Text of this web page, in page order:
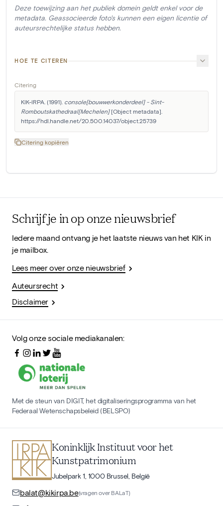
Deze toewijzing aan het publiek domein geldt enkel voor de
metadata. Geassocieerde foto's kunnen een eigen licentie of
auteursrechtelijke status hebben.
HOE TE CITEREN
Citering
KIK-IRPA. (1991). console[bouwwerkonderdeel] - Sint-
Romboutskathedraal[Mechelen] [Object metadata].
https://hdl.handle.net/20.500.14037/object.25739
Citering kopiëren
Schrijf je in op onze nieuwsbrief
Iedere maand ontvang je het laatste nieuws van het KIK in
je mailbox.
Lees meer over onze nieuwsbrief
Auteursrecht
Disclaimer
Volg onze sociale mediakanalen:
Met de steun van DIGIT, het digitaliseringsprogramma van het
Federaal Wetenschapsbeleid (BELSPO)
Koninklijk Instituut voor het
Kunstpatrimonium
Jubelpark 1, 1000 Brussel, België
balat@kikirpa.be(vragen over BALaT)